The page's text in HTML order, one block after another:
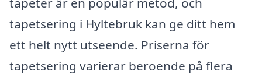
tapetsering i Hyltebruk kan ge ditt hem
ett helt nytt utseende. Priserna för
tapetsering varierar beroende på flera